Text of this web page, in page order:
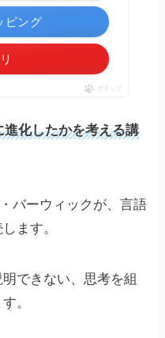
ピング
ポチップ
化したかを考える講
バーウィックが、言語
ます。
できない、思考を組
。